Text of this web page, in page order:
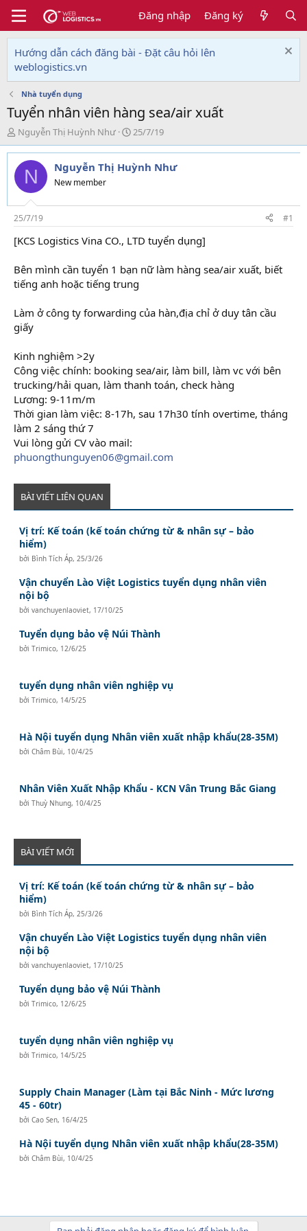
Đăng nhập Đăng ký
Hướng dẫn cách đăng bài - Đặt câu hỏi lên
weblogistics.vn
Nhà tuyển dụng
Tuyển nhân viên hàng sea/air xuất
T
h
r
e
d
s
t
a
r
e
r
Nguyễn Thị Huỳnh Như
N
g
à
y
i
25/7/19
N Nguyễn Thị Huỳnh Như
New member
25/7/19 #1
[KCS Logistics Vina CO., LTD tuyển dụng]
Bên mình cần tuyển 1 bạn nữ làm hàng sea/air xuất, biết
tiếng anh hoặc tiếng trung
Làm ở công ty forwarding của hàn,địa chỉ ở duy tân cầu
giấy
Kinh nghiệm >2y
Công việc chính: booking sea/air, làm bill, làm vc với bên
trucking/hải quan, làm thanh toán, check hàng
Lương: 9-11m/m
Thời gian làm việc: 8-17h, sau 17h30 tính overtime, tháng
làm 2 sáng thứ 7
Vui lòng gửi CV vào mail:
phuongthunguyen06@gmail.com
BÀI VIẾT LIÊN QUAN
Vị trí: Kế toán (kế toán chứng từ & nhân sự – bảo
hiểm)
bởi Bình Tích Áp, 25/3/26
Vận chuyển Lào Việt Logistics tuyển dụng nhân viên
nội bộ
bởivanchuyenlaoviet, 17/10/25
Tuyển dụng bảo vệ Núi Thành
bởiTrimico, 12/6/25
tuyển dụng nhân viên nghiệp vụ
bởiTrimico, 14/5/25
Hà Nội tuyển dụng Nhân viên xuất nhập khẩu(28-35M)
bởiChâm Bùi, 10/4/25
Nhân Viên Xuất Nhập Khẩu - KCN Vân Trung Bắc Giang
bởiThuỳ Nhung, 10/4/25
BÀI VIẾT MỚI
Vị trí: Kế toán (kế toán chứng từ & nhân sự – bảo
hiểm)
bởi Bình Tích Áp, 25/3/26
Vận chuyển Lào Việt Logistics tuyển dụng nhân viên
nội bộ
bởivanchuyenlaoviet, 17/10/25
Tuyển dụng bảo vệ Núi Thành
bởiTrimico, 12/6/25
tuyển dụng nhân viên nghiệp vụ
bởiTrimico, 14/5/25
Supply Chain Manager (Làm tại Bắc Ninh - Mức lương
45 - 60tr)
bởiCao Sen, 16/4/25
Hà Nội tuyển dụng Nhân viên xuất nhập khẩu(28-35M)
bởiChâm Bùi, 10/4/25